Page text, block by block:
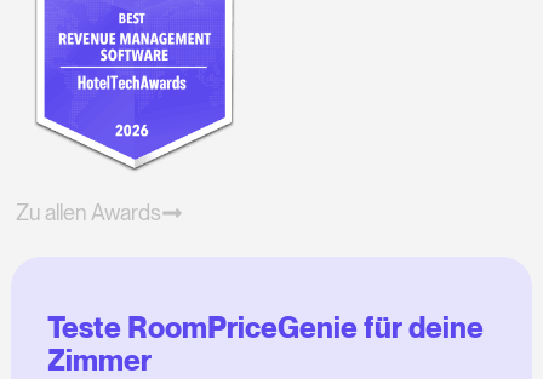
Zu allen Awards
Teste RoomPriceGenie für deine
Zimmer